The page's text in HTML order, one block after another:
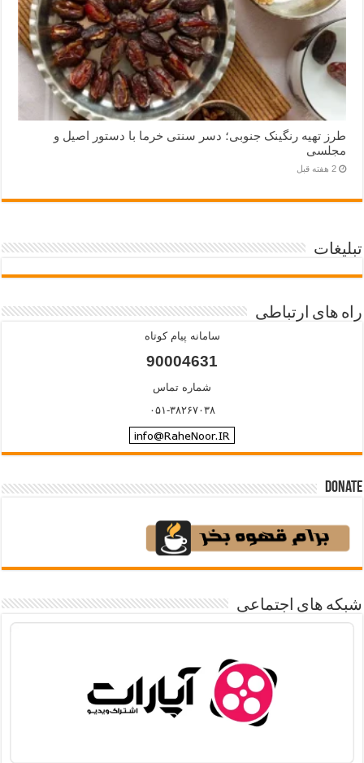
طرز تهیه رنگینک جنوبی؛ دسر سنتی خرما با دستور اصیل و
مجلسی
2 هفته قبل
تبلیغات
راه های ارتباطی
سامانه پیام کوتاه
90004631
شماره تماس
۰۵۱-۳۸۲۶۷۰۳۸
Donate
شبکه های اجتماعی